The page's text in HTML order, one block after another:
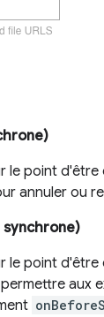
le point
annuler ou
le point
aux